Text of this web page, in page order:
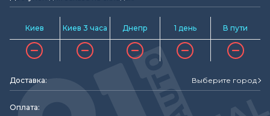
Киев Киев 3 часа Днепр 1 день В пути
Доставка: Выберите город
Оплата: